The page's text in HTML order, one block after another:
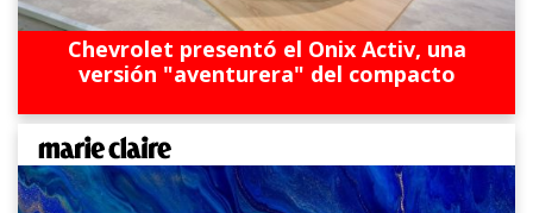
Chevrolet presentó el Onix Activ, una
versión "aventurera" del compacto